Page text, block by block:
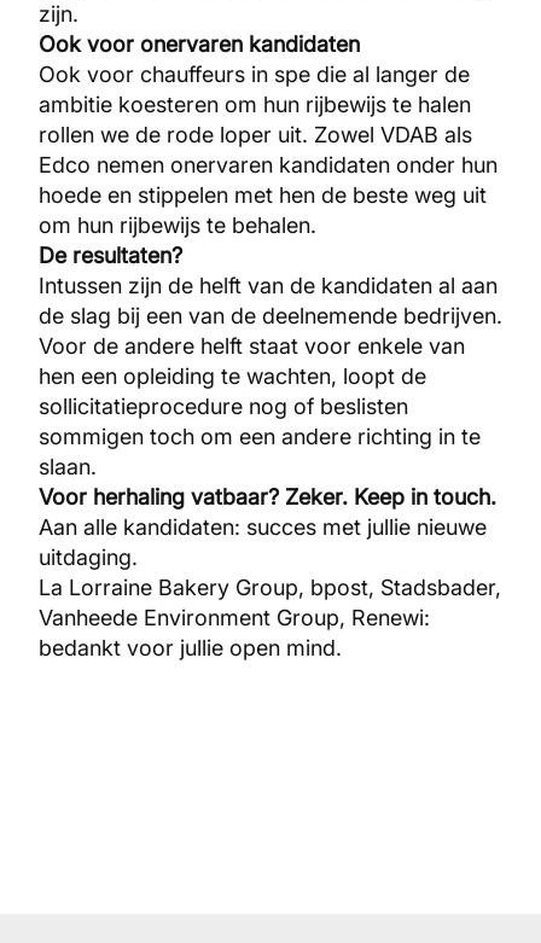
zijn.
Ook voor onervaren kandidaten
Ook voor chauffeurs in spe die al langer de
ambitie koesteren om hun rijbewijs te halen
rollen we de rode loper uit. Zowel VDAB als
Edco nemen onervaren kandidaten onder hun
hoede en stippelen met hen de beste weg uit
om hun rijbewijs te behalen.
De resultaten?
Intussen zijn de helft van de kandidaten al aan
de slag bij een van de deelnemende bedrijven.
Voor de andere helft staat voor enkele van
hen een opleiding te wachten, loopt de
sollicitatieprocedure nog of beslisten
sommigen toch om een andere richting in te
slaan.
Voor herhaling vatbaar? Zeker. Keep in touch.
Aan alle kandidaten: succes met jullie nieuwe
uitdaging.
La Lorraine Bakery Group, bpost, Stadsbader,
Vanheede Environment Group, Renewi:
bedankt voor jullie open mind.